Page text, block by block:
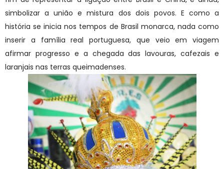
simbolizar a união e mistura dos dois povos. E como a
história se inicia nos tempos de Brasil monarca, nada como
inserir a família real portuguesa, que veio em viagem
afirmar progresso e a chegada das lavouras, cafezais e
laranjais nas terras queimadenses.